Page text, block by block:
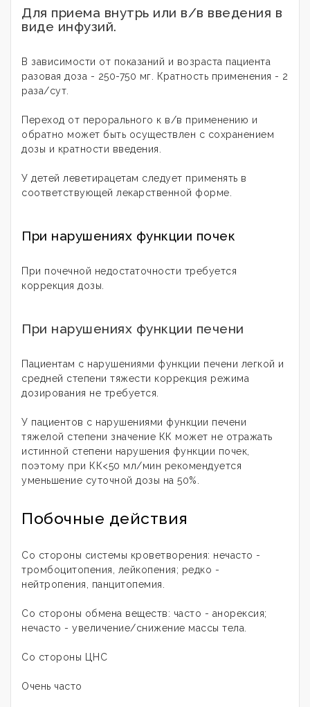
Для приема внутрь или в/в введения в
виде инфузий.
В зависимости от показаний и возраста пациента
разовая доза - 250-750 мг. Кратность применения - 2
раза/сут.
Переход от перорального к в/в применению и
обратно может быть осуществлен с сохранением
дозы и кратности введения.
У детей леветирацетам следует применять в
соответствующей лекарственной форме.
При нарушениях функции почек
При почечной недостаточности требуется
коррекция дозы.
При нарушениях функции печени
Пациентам с нарушениями функции печени легкой и
средней степени тяжести коррекция режима
дозирования не требуется.
У пациентов с нарушениями функции печени
тяжелой степени значение КК может не отражать
истинной степени нарушения функции почек,
поэтому при КК<50 мл/мин рекомендуется
уменьшение суточной дозы на 50%.
Побочные действия
Со стороны системы кроветворения: нечасто -
тромбоцитопения, лейкопения; редко -
нейтропения, панцитопемия.
Со стороны обмена веществ: часто - анорексия;
нечасто - увеличение/снижение массы тела.
Со стороны ЦНС
Очень часто